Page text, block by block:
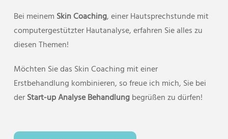
Bei meinem Skin Coaching, einer Hautsprechstunde mit
computergestützter Hautanalyse, erfahren Sie alles zu
diesen Themen!
Möchten Sie das Skin Coaching mit einer
Erstbehandlung kombinieren, so freue ich mich, Sie bei
derStart-up Analyse Behandlungbegrüßen zu dürfen!